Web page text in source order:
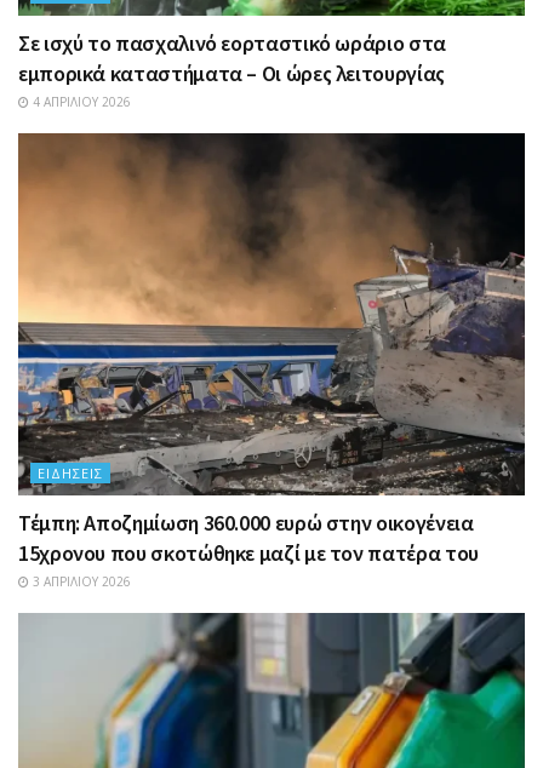
Σε ισχύ το πασχαλινό εορταστικό ωράριο στα
εμπορικά καταστήματα – Οι ώρες λειτουργίας
4 ΑΠΡΙΛΊΟΥ 2026
ΕΙΔΉΣΕΙΣ
Τέμπη: Αποζημίωση 360.000 ευρώ στην οικογένεια
15χρονου που σκοτώθηκε μαζί με τον πατέρα του
3 ΑΠΡΙΛΊΟΥ 2026